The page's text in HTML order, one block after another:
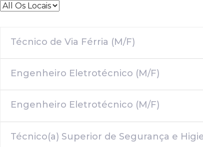
Skip
Skip
navigation
content
All
Técnico de Via Férria (M/F)
Engenheiro Eletrotécnico (M/F)
Engenheiro Eletrotécnico (M/F)
Técnico(a) Superior de Segurança e